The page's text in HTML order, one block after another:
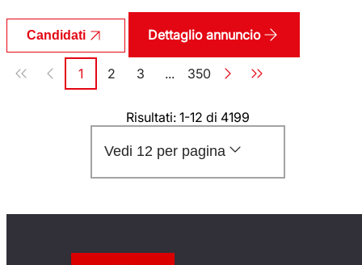
Candidati Dettaglio annuncio
Paginazione
Pagina
1 Pagina
2 Pagina
3 ... Pagina
350
Risultati: 1-12 di 4199
Vedi 12 per pagina